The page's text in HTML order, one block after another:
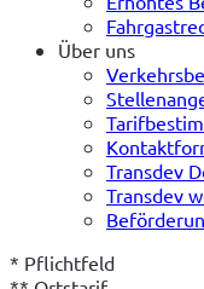
Über uns
Transdev
Transdev
* Pflichtfeld